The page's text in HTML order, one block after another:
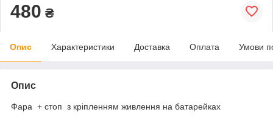
480 ₴
Опис Характеристики Доставка Оплата Умови
Опис
Фара + стоп з кріпленням живлення на батарейках